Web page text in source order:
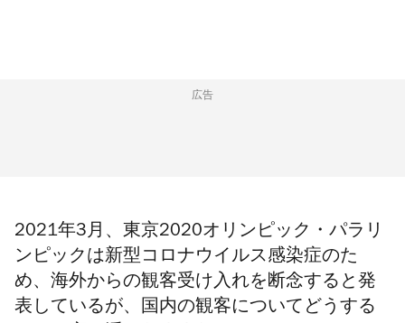
広告
2021年3月、東京2020オリンピック・パラリ
ンピックは新型コロナウイルス感染症のた
め、海外からの観客受け入れを断念すると発
表しているが、国内の観客についてどうする